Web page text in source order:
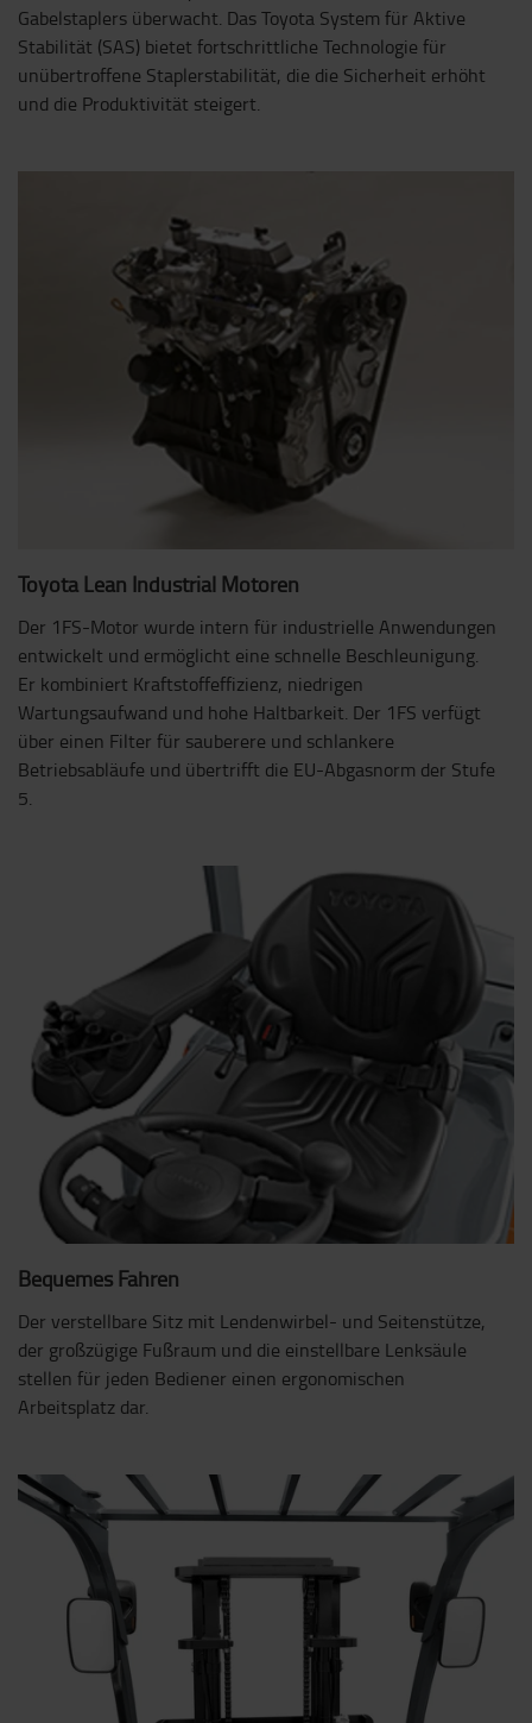
Gabelstaplers überwacht. Das Toyota System für Aktive
Stabilität (SAS) bietet fortschrittliche Technologie für
unübertroffene Staplerstabilität, die die Sicherheit erhöht
und die Produktivität steigert.
Toyota Lean Industrial Motoren
Der 1FS-Motor wurde intern für industrielle Anwendungen
entwickelt und ermöglicht eine schnelle Beschleunigung.
Er kombiniert Kraftstoffeffizienz, niedrigen
Wartungsaufwand und hohe Haltbarkeit. Der 1FS verfügt
über einen Filter für sauberere und schlankere
Betriebsabläufe und übertrifft die EU-Abgasnorm der Stufe
5.
Bequemes Fahren
Der verstellbare Sitz mit Lendenwirbel- und Seitenstütze,
der großzügige Fußraum und die einstellbare Lenksäule
stellen für jeden Bediener einen ergonomischen
Arbeitsplatz dar.